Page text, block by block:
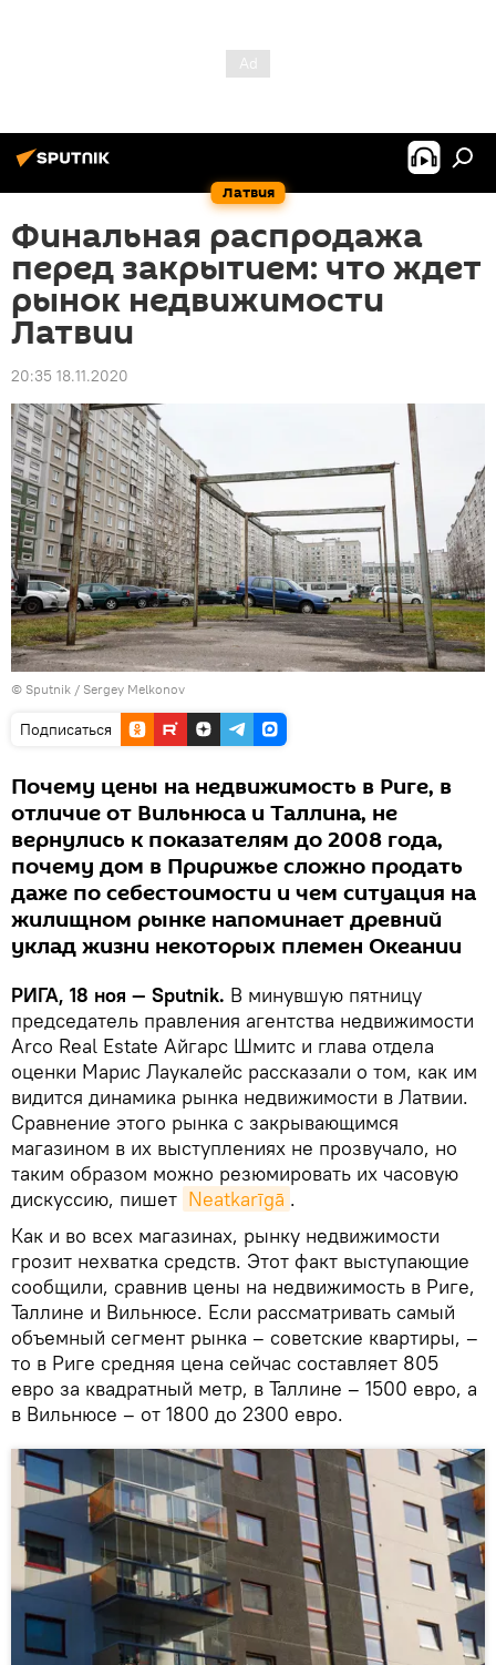
Латвия
Финальная распродажа
перед закрытием: что ждет
рынок недвижимости
Латвии
20:35 18.11.2020
© Sputnik / Sergey Melkonov
Подписаться
Почему цены на недвижимость в Риге, в
отличие от Вильнюса и Таллина, не
вернулись к показателям до 2008 года,
почему дом в Пририжье сложно продать
даже по себестоимости и чем ситуация на
жилищном рынке напоминает древний
уклад жизни некоторых племен Океании
РИГА, 18 ноя — Sputnik. В минувшую пятницу
председатель правления агентства недвижимости
Arco Real Estate Айгарс Шмитс и глава отдела
оценки Марис Лаукалейс рассказали о том, как им
видится динамика рынка недвижимости в Латвии.
Сравнение этого рынка с закрывающимся
магазином в их выступлениях не прозвучало, но
таким образом можно резюмировать их часовую
дискуссию, пишет Neatkarīgā .
Как и во всех магазинах, рынку недвижимости
грозит нехватка средств. Этот факт выступающие
сообщили, сравнив цены на недвижимость в Риге,
Таллине и Вильнюсе. Если рассматривать самый
объемный сегмент рынка – советские квартиры, –
то в Риге средняя цена сейчас составляет 805
евро за квадратный метр, в Таллине – 1500 евро, а
в Вильнюсе – от 1800 до 2300 евро.